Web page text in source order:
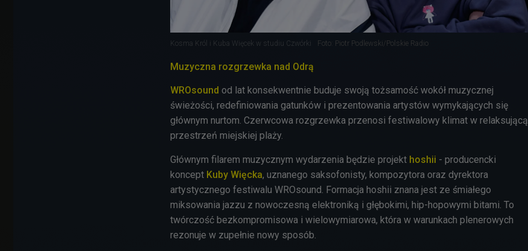
Kosma Król i Kuba Więcek w studiu Czwórki Foto: Piotr Podlewski/Polskie Radio
Muzyczna rozgrzewka nad Odrą
WROsound od lat konsekwentnie buduje swoją tożsamość wokół muzycznej
świeżości, redefiniowania gatunków i prezentowania artystów wymykających się
głównym nurtom. Czerwcowa rozgrzewka przenosi festiwalowy klimat w relaksującą
przestrzeń miejskiej plaży.
Głównym filarem muzycznym wydarzenia będzie projekt hoshii - producencki
koncept Kuby Więcka, uznanego saksofonisty, kompozytora oraz dyrektora
artystycznego festiwalu WROsound. Formacja hoshii znana jest ze śmiałego
miksowania jazzu z nowoczesną elektroniką i głębokimi, hip-hopowymi bitami. To
twórczość bezkompromisowa i wielowymiarowa, która w warunkach plenerowych
rezonuje w zupełnie nowy sposób.